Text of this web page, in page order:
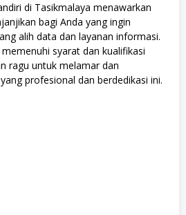
di Tasikmalaya menawarkan
bagi Anda yang ingin
alih data dan layanan informasi.
syarat dan kualifikasi
ragu untuk melamar dan
profesional dan berdedikasi ini.